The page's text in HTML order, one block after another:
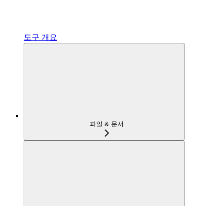
도구 개요
파일 & 문서